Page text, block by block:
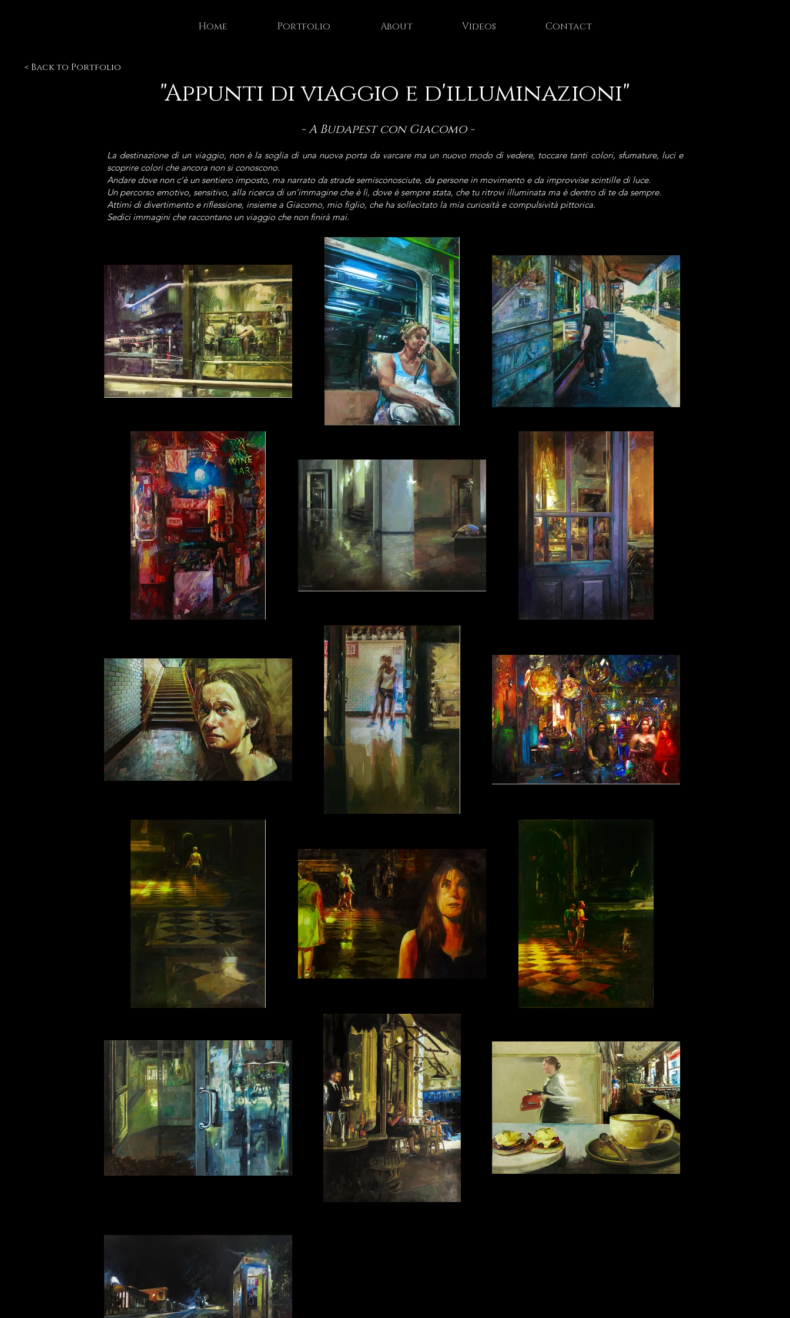
Home Portfolio About Videos Contact
"Appunti di viaggio e d'illuminazioni"
< Back to Portfolio
- A Budapest con Giacomo -
La destinazione di un viaggio, non è la soglia di una nuova porta da varcare ma un nuovo modo di vedere, toccare tanti colori, sfumature, luci e
scoprire colori che ancora non si conoscono.
Andare dove non c’è un sentiero imposto, ma narrato da strade semisconosciute, da persone in movimento e da improvvise scintille di luce.
Un percorso emotivo, sensitivo, alla ricerca di un’immagine che è lì, dove è sempre stata, che tu ritrovi illuminata ma è dentro di te da sempre.
Attimi di divertimento e riflessione, insieme a Giacomo, mio figlio, che ha sollecitato la mia curiosità e compulsività pittorica.
Sedici immagini che raccontano un viaggio che non finirà mai.